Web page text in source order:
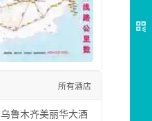
所有酒店
乌鲁木齐美丽华大酒